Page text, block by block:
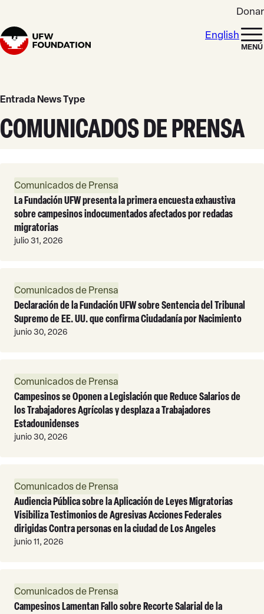
Donar
Home
English
MENÚ
Entrada News Type
COMUNICADOS DE PRENSA
MásComunicados de Prensa
La Fundación UFW presenta la primera encuesta exhaustiva
sobre campesinos indocumentados afectados por redadas
migratorias
julio 31, 2026
MásComunicados de Prensa
Declaración de la Fundación UFW sobre Sentencia del Tribunal
Supremo de EE. UU. que confirma Ciudadanía por Nacimiento
junio 30, 2026
MásComunicados de Prensa
Campesinos se Oponen a Legislación que Reduce Salarios de
los Trabajadores Agrícolas y desplaza a Trabajadores
Estadounidenses
junio 30, 2026
MásComunicados de Prensa
Audiencia Pública sobre la Aplicación de Leyes Migratorias
Visibiliza Testimonios de Agresivas Acciones Federales
dirigidas Contra personas en la ciudad de Los Angeles
junio 11, 2026
MásComunicados de Prensa
Campesinos Lamentan Fallo sobre Recorte Salarial de la